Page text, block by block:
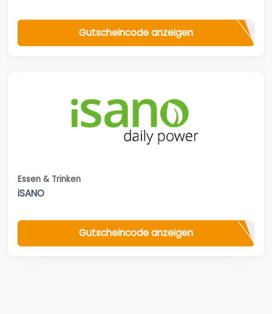
Gutscheincode anzeigen
Essen & Trinken
iSANO
Gutscheincode anzeigen